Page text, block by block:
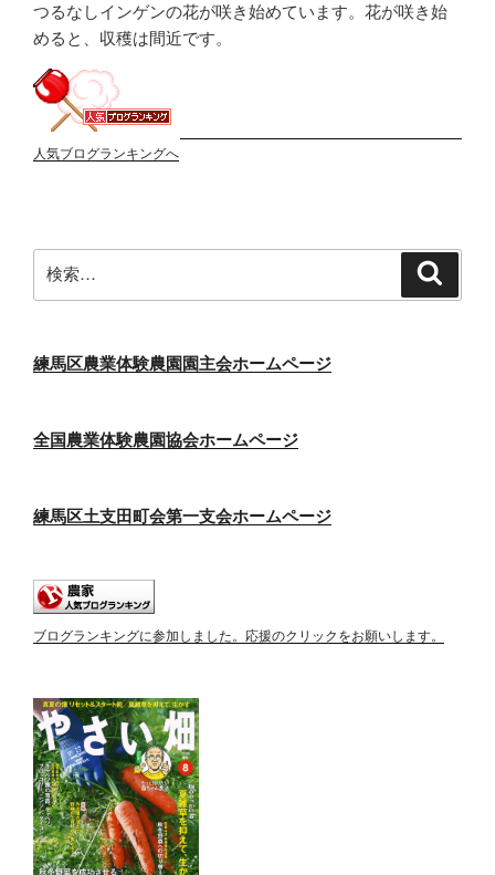
つるなしインゲンの花が咲き始めています。花が咲き始
めると、収穫は間近です。
人気ブログランキングへ
索:
練馬区農業体験農園園主会ホームページ
全国農業体験農園協会ホームページ
練馬区土支田町会第一支会ホームページ
ブログランキングに参加しました。応援のクリックをお願いします。